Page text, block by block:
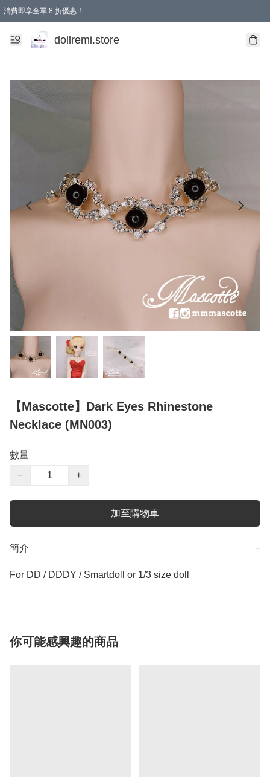
消費即享全單 8 折優惠！
購物滿 HKD 1500.00即享免運費優惠！（適用於 本地送貨、本地取貨、國際送貨 )
dollremi.store
【Mascotte】Dark Eyes Rhinestone
Necklace (MN003)
數量
−
+
加至購物車
簡介 −
For DD / DDDY / Smartdoll or 1/3 size doll
你可能感興趣的商品